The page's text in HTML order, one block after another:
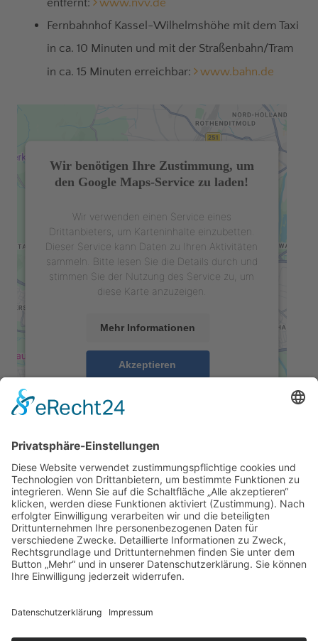
Fernbahnhof Kassel-Wilhelmshöhe mit dem Taxi
in ca. 10 Minuten und mit der Straßenbahn/Tram
in ca. 15 Minuten erreichbar: www.bahn.de
Wir benötigen Ihre Zustimmung, um
den Google Maps-Service zu laden!
Wir verwenden einen Service eines
Drittanbieters, um Karteninhalte einzubetten.
Dieser Service kann Daten zu Ihren Aktivitäten
sammeln. Bitte lesen Sie die Details durch und
stimmen Sie der Nutzung des Service zu, um
diese Karte anzuzeigen.
Mehr Informationen
Akzeptieren
Management Platform
Kontakt Impressum Datenschutz
Walter Fenster + Türen
Theodor-Haubach-Str. 11
34132 Kassel
info@walter-fenster.de